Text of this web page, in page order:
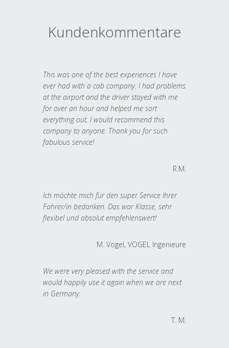
Kundenkommentare
This was one of the best experiences I have
ever had with a cab company. I had problems
at the airport and the driver stayed with me
for over an hour and helped me sort
everything out. I would recommend this
company to anyone. Thank you for such
fabulous service!
R.M.
Ich möchte mich für den super Service Ihrer
Fahrer/in bedanken. Das war Klasse, sehr
flexibel und absolut empfehlenswert!
M. Vogel, VOGEL Ingenieure
We were very pleased with the service and
would happily use it again when we are next
in Germany.
T. M.